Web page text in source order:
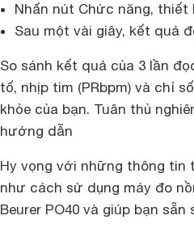
Nhấn nút Chức năng, thiết
Sau một vài giây, kết quả
So sánh kết quả của 3 lần
tố, nhịp tim (PRbpm) và chỉ
khỏe của bạn. Tuân thủ
hướng dẫn
Hy vọng với những thông tin
như cách sử dụng máy đo
Beurer PO40 và giúp bạn